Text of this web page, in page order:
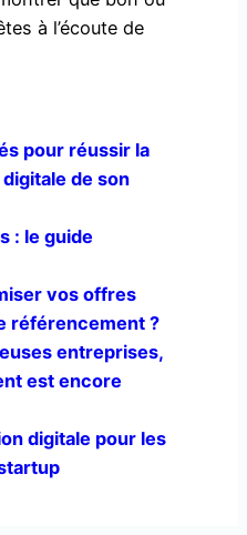
à l’écoute de
pour réussir la
de son
: le guide
vos offres
référencement ?
entreprises,
est encore
digitale pour les